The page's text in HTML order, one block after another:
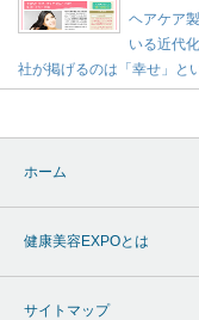
ヘアケア
いる近代
社が掲げるのは「幸せ」と
ホーム
健康美容EXPOとは
サイトマップ